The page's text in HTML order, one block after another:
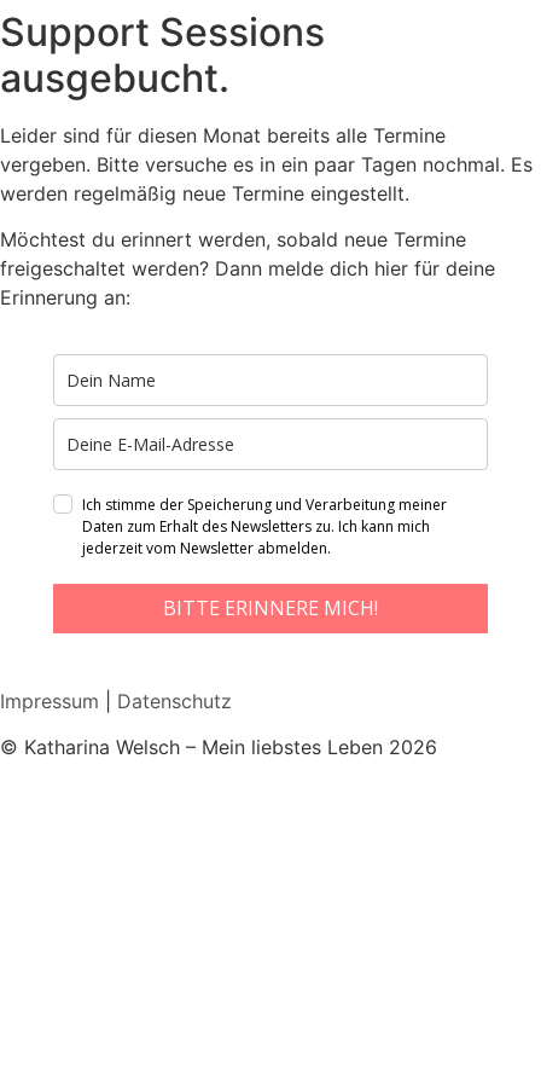
Support Sessions
ausgebucht.
Leider sind für diesen Monat bereits alle Termine
vergeben. Bitte versuche es in ein paar Tagen nochmal. Es
werden regelmäßig neue Termine eingestellt.
Möchtest du erinnert werden, sobald neue Termine
freigeschaltet werden? Dann melde dich hier für deine
Erinnerung an:
Ich stimme der Speicherung und Verarbeitung meiner
Daten zum Erhalt des Newsletters zu. Ich kann mich
jederzeit vom Newsletter abmelden.
BITTE ERINNERE MICH!
Impressum
Datenschutz
© Katharina Welsch – Mein liebstes Leben 2026